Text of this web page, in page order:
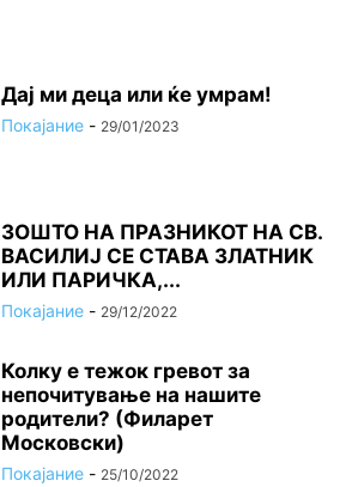
Дај ми деца или ќе умрам!
Покајание - 29/01/2023
ЗОШТО НА ПРАЗНИКОТ НА СВ.
ВАСИЛИЈ СЕ СТАВА ЗЛАТНИК
ИЛИ ПАРИЧКА,...
Покајание - 29/12/2022
Колку е тежок гревот за
непочитување на нашите
родители? (Филарет
Московски)
Покајание - 25/10/2022